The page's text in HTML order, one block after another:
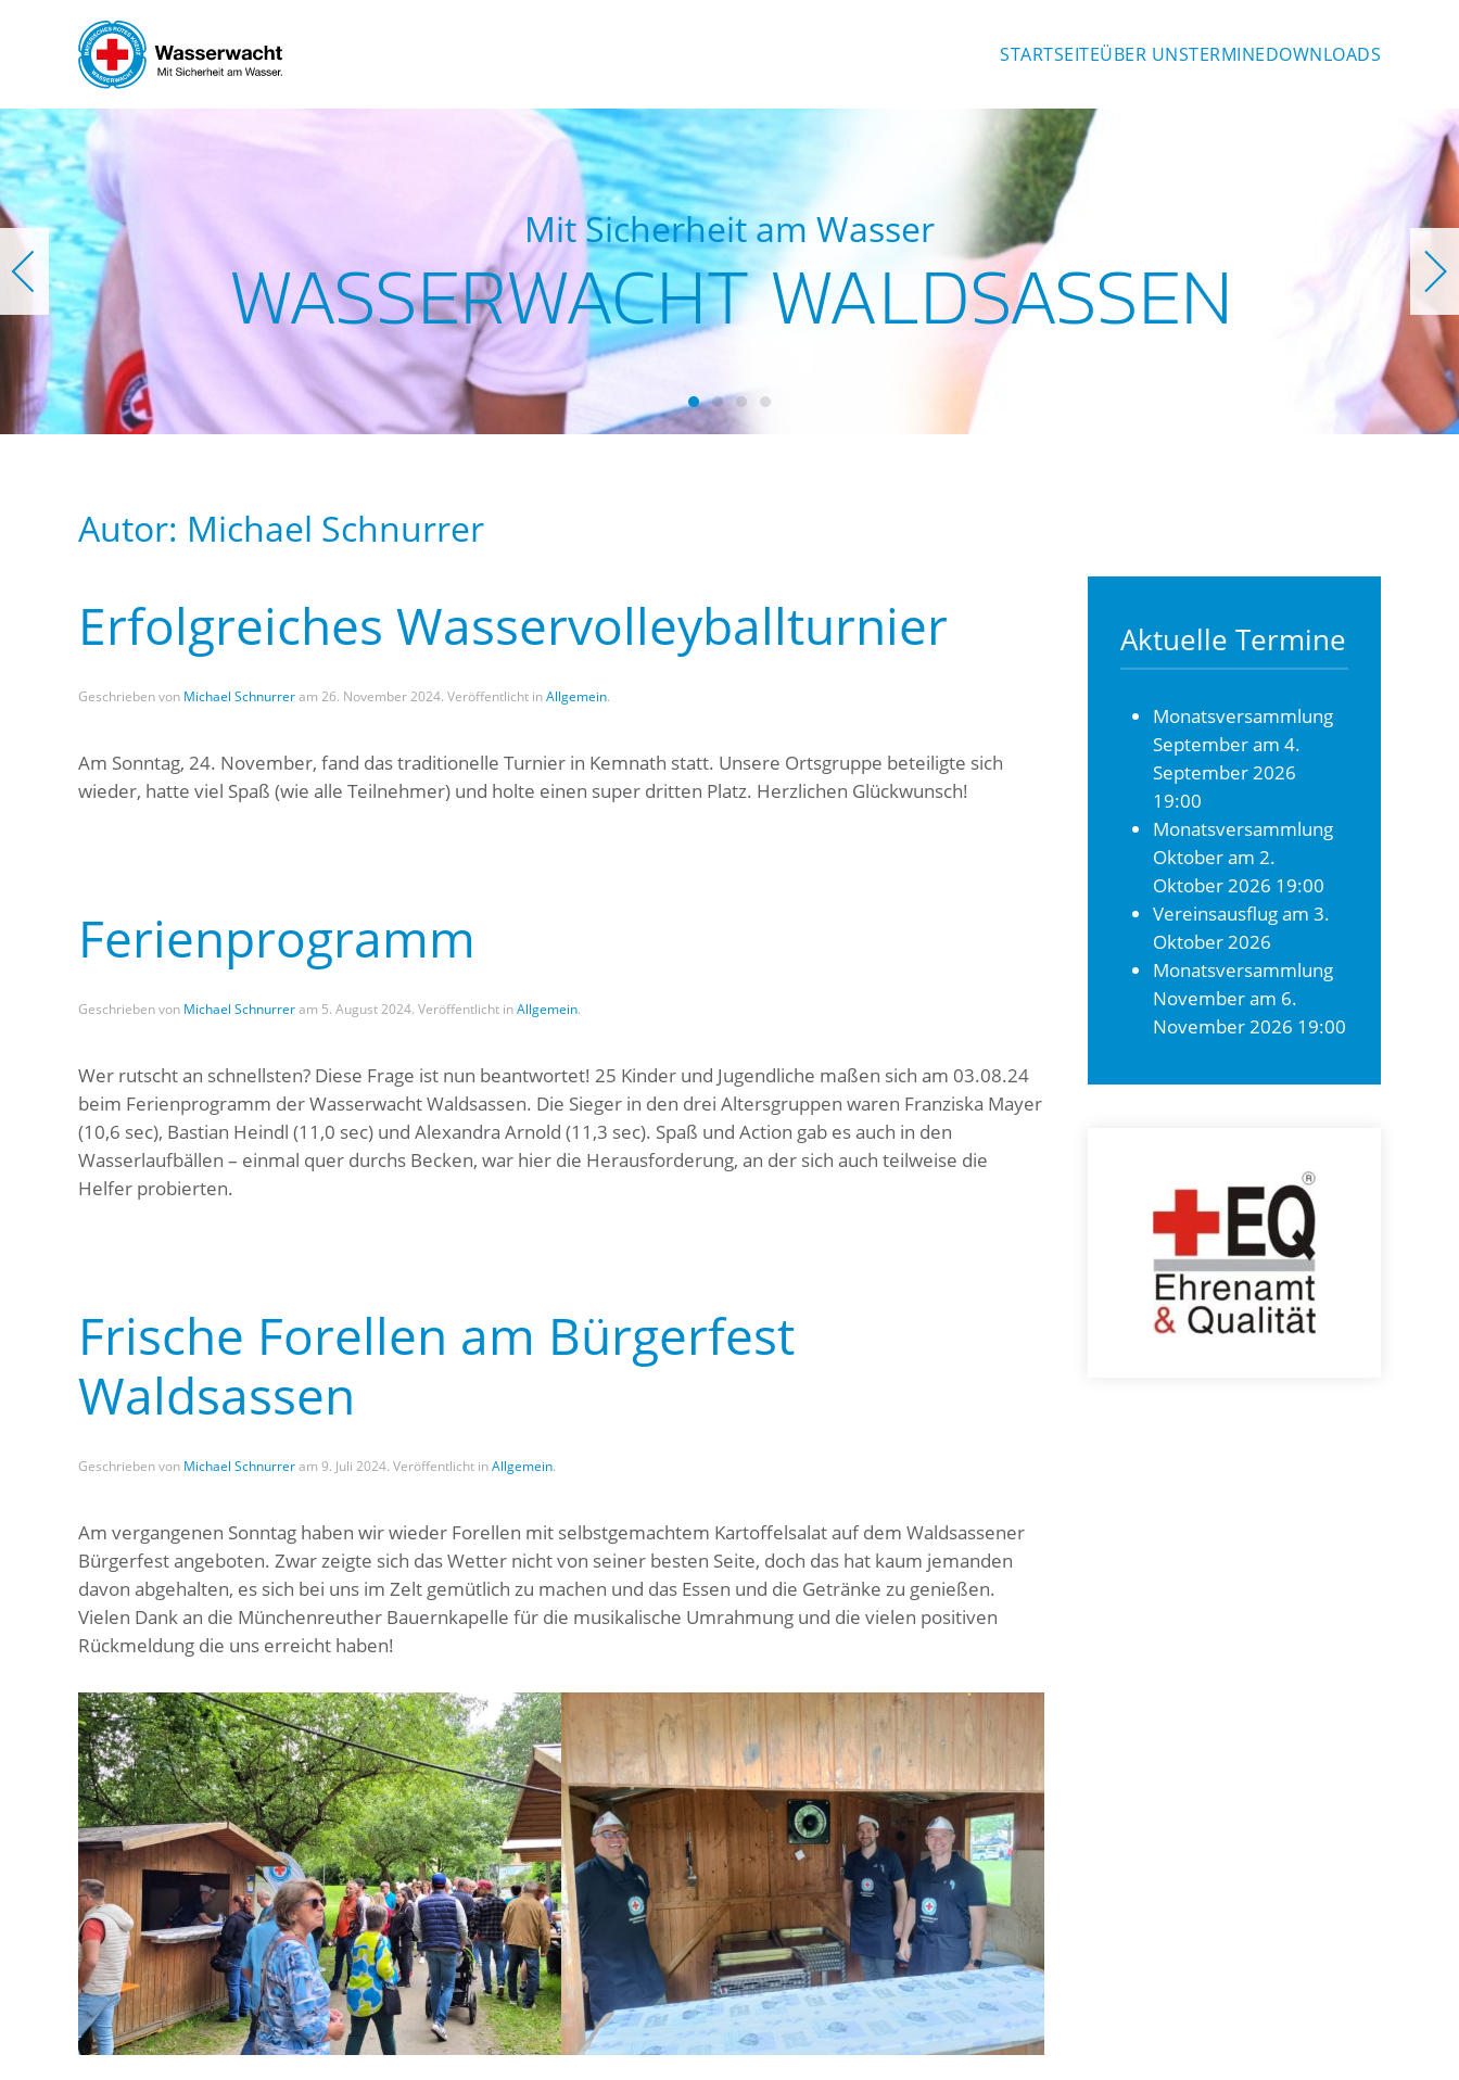
Skip to main content STARTSEITEÜBER UNSTERMINEDOWNLOADS
Mit Sicherheit am Wasser
WASSERWACHT WALDSASSEN
Wasserwacht Waldsassen
Wasserwacht Waldsassen
Wasserwacht Waldsassen
Wasserwacht Waldsassen
Autor: Michael Schnurrer
Erfolgreiches Wasservolleyballturnier
Geschrieben von Michael Schnurreram 26. November 2024. Veröffentlicht inAllgemein.
Am Sonntag, 24. November, fand das traditionelle Turnier in Kemnath statt. Unsere Ortsgruppe beteiligte sich
wieder, hatte viel Spaß (wie alle Teilnehmer) und holte einen super dritten Platz. Herzlichen Glückwunsch!
Ferienprogramm
Geschrieben von Michael Schnurreram 5. August 2024. Veröffentlicht inAllgemein.
Wer rutscht an schnellsten? Diese Frage ist nun beantwortet! 25 Kinder und Jugendliche maßen sich am 03.08.24
beim Ferienprogramm der Wasserwacht Waldsassen. Die Sieger in den drei Altersgruppen waren Franziska Mayer
(10,6 sec), Bastian Heindl (11,0 sec) und Alexandra Arnold (11,3 sec). Spaß und Action gab es auch in den
Wasserlaufbällen – einmal quer durchs Becken, war hier die Herausforderung, an der sich auch teilweise die
Helfer probierten.
Frische Forellen am Bürgerfest
Waldsassen
Geschrieben von Michael Schnurreram 9. Juli 2024. Veröffentlicht inAllgemein.
Am vergangenen Sonntag haben wir wieder Forellen mit selbstgemachtem Kartoffelsalat auf dem Waldsassener
Bürgerfest angeboten. Zwar zeigte sich das Wetter nicht von seiner besten Seite, doch das hat kaum jemanden
davon abgehalten, es sich bei uns im Zelt gemütlich zu machen und das Essen und die Getränke zu genießen.
Vielen Dank an die Münchenreuther Bauernkapelle für die musikalische Umrahmung und die vielen positiven
Rückmeldung die uns erreicht haben!
Aktuelle Termine
Monatsversammlung
Septemberam 4.
September 2026
19:00
Monatsversammlung
Oktoberam 2.
Oktober 2026 19:00
Vereinsausflugam 3.
Oktober 2026
Monatsversammlung
Novemberam 6.
November 2026 19:00